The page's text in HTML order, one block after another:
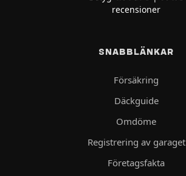
recensioner
SNABBLÄNKAR
Försäkring
Däckguide
Omdöme
Registrering av garaget
Företagsfakta